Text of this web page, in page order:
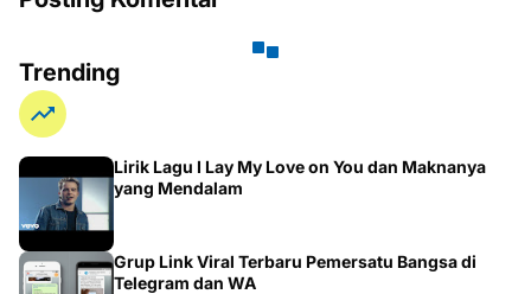
Trending
Lirik Lagu I Lay My Love on You dan Maknanya
yang Mendalam
Grup Link Viral Terbaru Pemersatu Bangsa di
Telegram dan WA